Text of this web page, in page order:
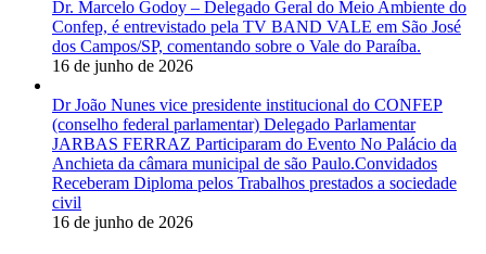
Dr. Marcelo Godoy – Delegado Geral do Meio Ambiente do
Confep, é entrevistado pela TV BAND VALE em São José
dos Campos/SP, comentando sobre o Vale do Paraíba.
16 de junho de 2026
Dr João Nunes vice presidente institucional do CONFEP
(conselho federal parlamentar) Delegado Parlamentar
JARBAS FERRAZ Participaram do Evento No Palácio da
Anchieta da câmara municipal de são Paulo.Convidados
Receberam Diploma pelos Trabalhos prestados a sociedade
civil
16 de junho de 2026